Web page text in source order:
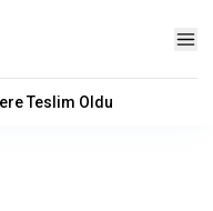
Teslim Oldu